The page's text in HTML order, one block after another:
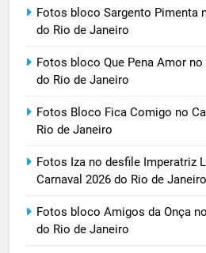
Fotos bloco Sargento Pimenta
do Rio de Janeiro
Fotos bloco Que Pena Amor no
do Rio de Janeiro
Fotos Bloco Fica Comigo no
Rio de Janeiro
Fotos Iza no desfile Imperatriz
Carnaval 2026 do Rio de Janeiro
Fotos bloco Amigos da Onça
do Rio de Janeiro